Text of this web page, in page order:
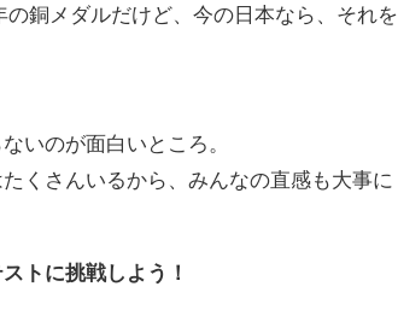
銅メダルだけど、今の日本なら、それを
いのが面白いところ。
くさんいるから、みんなの直感も大事に
トに挑戦しよう！